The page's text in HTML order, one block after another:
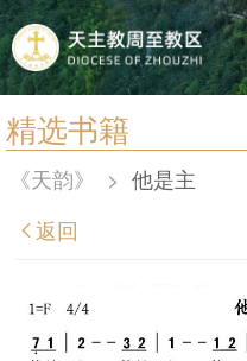
精选书籍
首页
宗教法规
教区简介
信仰文萃
《天韵》 > 他是主
返回